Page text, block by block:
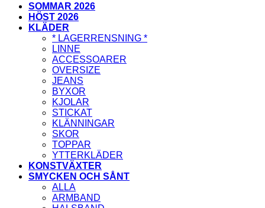
SOMMAR 2026
HÖST 2026
KLÄDER
* LAGERRENSNING *
LINNE
ACCESSOARER
OVERSIZE
JEANS
BYXOR
KJOLAR
STICKAT
KLÄNNINGAR
SKOR
TOPPAR
YTTERKLÄDER
KONSTVÄXTER
SMYCKEN OCH SÅNT
ALLA
ARMBAND